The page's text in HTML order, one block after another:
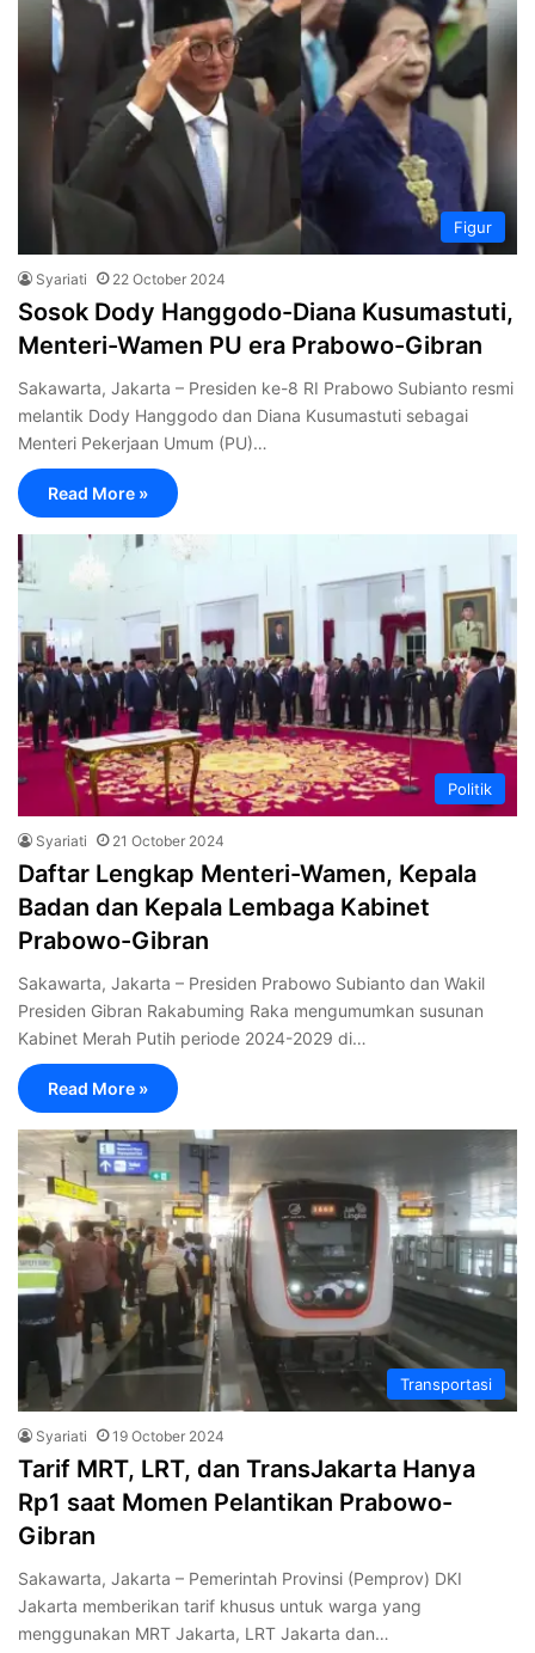
Figur
Syariati 22 October 2024
Sosok Dody Hanggodo-Diana Kusumastuti,
Menteri-Wamen PU era Prabowo-Gibran
Sakawarta, Jakarta – Presiden ke-8 RI Prabowo Subianto resmi
melantik Dody Hanggodo dan Diana Kusumastuti sebagai
Menteri Pekerjaan Umum (PU)…
Read More »
Politik
Syariati 21 October 2024
Daftar Lengkap Menteri-Wamen, Kepala
Badan dan Kepala Lembaga Kabinet
Prabowo-Gibran
Sakawarta, Jakarta – Presiden Prabowo Subianto dan Wakil
Presiden Gibran Rakabuming Raka mengumumkan susunan
Kabinet Merah Putih periode 2024-2029 di…
Read More »
Transportasi
Syariati 19 October 2024
Tarif MRT, LRT, dan TransJakarta Hanya
Rp1 saat Momen Pelantikan Prabowo-
Gibran
Sakawarta, Jakarta – Pemerintah Provinsi (Pemprov) DKI
Jakarta memberikan tarif khusus untuk warga yang
menggunakan MRT Jakarta, LRT Jakarta dan…